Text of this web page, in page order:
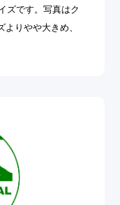
ズです。写真はク
りやや大きめ、